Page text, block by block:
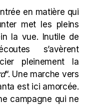
en matière qui
met les pleins
la vue. Inutile de
s’avèrent
pleinement la
“. Une marche vers
est ici amorcée.
campagne qui ne